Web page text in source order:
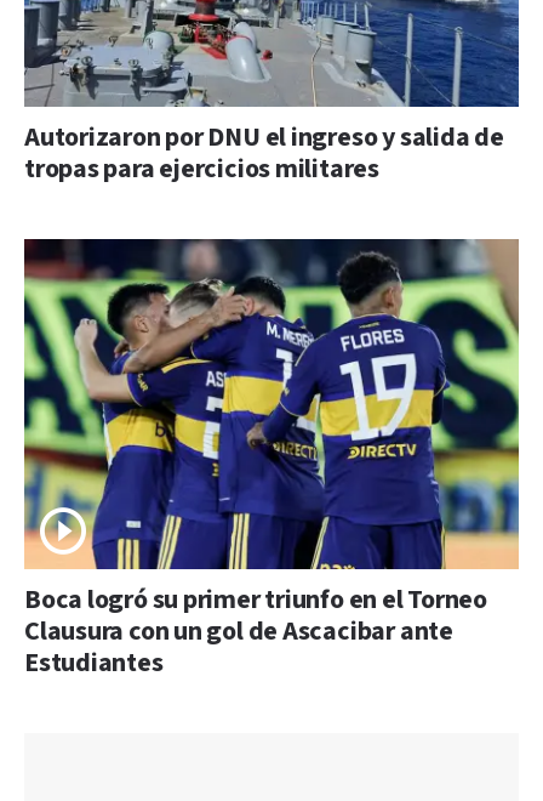
Autorizaron por DNU el ingreso y salida de
tropas para ejercicios militares
Boca logró su primer triunfo en el Torneo
Clausura con un gol de Ascacibar ante
Estudiantes